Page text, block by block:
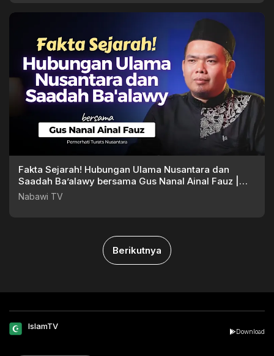
Fakta Sejarah! Hubungan Ulama Nusantara dan
Saadah Ba’alawy bersama Gus Nanal Ainal Fauz |
Nabawi TV
Nabawi TV
Berikutnya
IslamTV
Download